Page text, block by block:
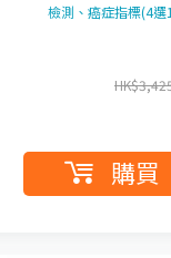
檢測、癌症指標(4
HK$
購買